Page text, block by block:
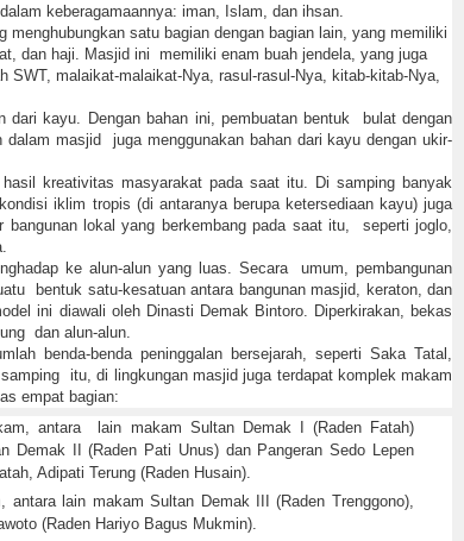
keberagamaannya: iman, Islam, dan ihsan.
satu bagian dengan bagian lain, yang memiliki
dan haji. Masjid ini memiliki enam buah jendela, yang juga
malaikat-malaikat-Nya, rasul-rasul-Nya, kitab-kitab-Nya,
dari kayu. Dengan bahan ini, pembuatan bentuk bulat dengan
dalam masjid juga menggunakan bahan dari kayu dengan ukir-
kreativitas masyarakat pada saat itu. Di samping banyak
iklim tropis (di antaranya berupa ketersediaan kayu) juga
bangunan lokal yang berkembang pada saat itu, seperti joglo,
ke alun-alun yang luas. Secara umum, pembangunan
bentuk satu-kesatuan antara bangunan masjid, keraton, dan
ini diawali oleh Dinasti Demak Bintoro. Diperkirakan, bekas
dan alun-alun.
benda-benda peninggalan bersejarah, seperti Saka Tatal,
itu, di lingkungan masjid juga terdapat komplek makam
empat bagian:
antara lain makam Sultan Demak I (Raden Fatah)
Demak II (Raden Pati Unus) dan Pangeran Sedo Lepen
Adipati Terung (Raden Husain).
lain makam Sultan Demak III (Raden Trenggono),
(Raden Hariyo Bagus Mukmin).